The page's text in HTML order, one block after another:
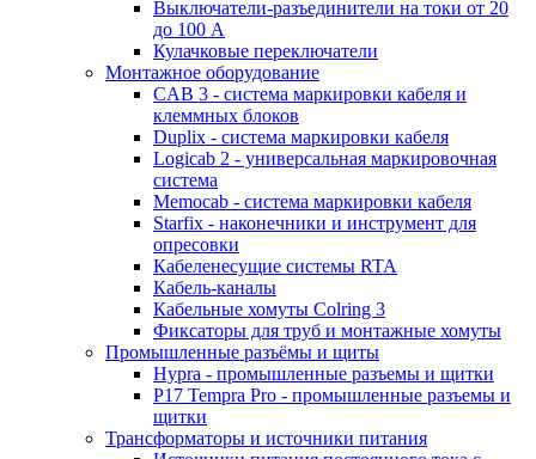
Выключатели-разъединители на токи от 20
до 100 А
Кулачковые переключатели
Монтажное оборудование
CAB 3 - система маркировки кабеля и
клеммных блоков
Duplix - система маркировки кабеля
Logicab 2 - универсальная маркировочная
система
Memocab - система маркировки кабеля
Starfix - наконечники и инструмент для
опресовки
Кабеленесущие системы RTA
Кабель-каналы
Кабельные хомуты Colring 3
Фиксаторы для труб и монтажные хомуты
Промышленные разъёмы и щиты
Hypra - промышленные разъемы и щитки
P17 Tempra Pro - промышленные разъемы и
щитки
Трансформаторы и источники питания